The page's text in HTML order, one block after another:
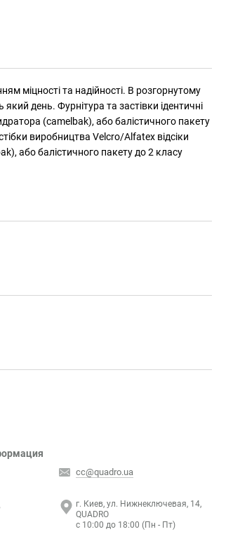
міцності та надійності. В розгорнутому
день. Фурнітура та застівки ідентичні
(camelbak), або балістичного пакету
виробництва Velcro/Alfatex відсіки
або балістичного пакету до 2 класу
cc@quadro.ua
г. Киев, ул. Нижнеключевая, 14,
QUADRO
с 10:00 до 18:00 (Пн - Пт)